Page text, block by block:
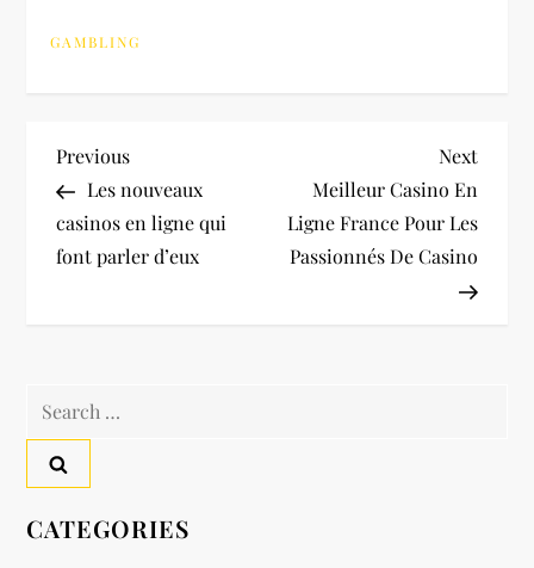
GAMBLING
P
o
s
a
v
Previous
Post
Previous
Les nouveaux
casinos en ligne qui
font parler d’eux
Next
Post
Next
Meilleur Casino En
Ligne France Pour Les
Passionnés De Casino
Search
for:
CATEGORIES